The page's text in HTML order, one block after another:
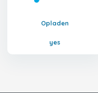
Opladen
yes